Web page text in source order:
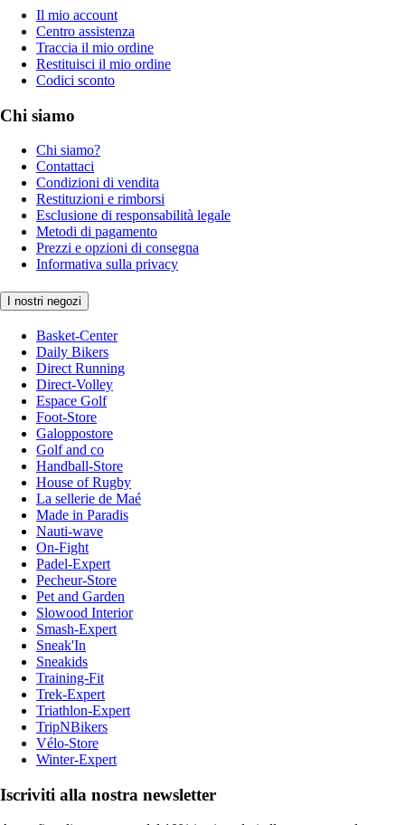
Il mio account
Centro assistenza
Traccia il mio ordine
Restituisci il mio ordine
Codici sconto
Chi siamo
Chi siamo?
Contattaci
Condizioni di vendita
Restituzioni e rimborsi
Esclusione di responsabilità legale
Metodi di pagamento
Prezzi e opzioni di consegna
Informativa sulla privacy
I nostri negozi
Basket-Center
Daily Bikers
Direct Running
Direct-Volley
Espace Golf
Foot-Store
Galoppostore
Golf and co
Handball-Store
House of Rugby
La sellerie de Maé
Made in Paradis
Nauti-wave
On-Fight
Padel-Expert
Pecheur-Store
Pet and Garden
Slowood Interior
Smash-Expert
Sneak'In
Sneakids
Training-Fit
Trek-Expert
Triathlon-Expert
TripNBikers
Vélo-Store
Winter-Expert
Iscriviti alla nostra newsletter